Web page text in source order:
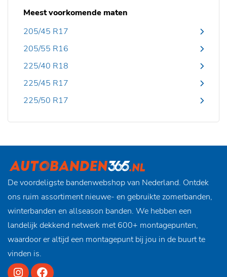
Meest voorkomende maten
205/45 R17
205/55 R16
225/40 R18
225/45 R17
225/50 R17
De voordeligste bandenwebshop van Nederland. Ontdek
ons ruim assortiment nieuwe- en gebruikte zomerbanden,
winterbanden en allseason banden. We hebben een
landelijk dekkend netwerk met 600+ montagepunten,
waardoor er altijd een montagepunt bij jou in de buurt te
vinden is.